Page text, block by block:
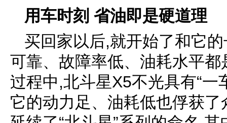
用车时刻 省油即是硬道理
买回家以后,就开始了和它
可靠、故障率低、油耗水平
过程中,北斗星X5不光具有“一
它的动力足、油耗低也俘获